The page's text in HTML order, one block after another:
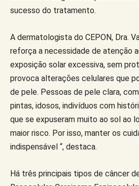
sucesso do tratamento.
A dermatologista do CEPON, Dra.
reforça a necessidade de atenção
exposição solar excessiva, sem
provoca alterações celulares que
de pele. Pessoas de pele clara,
pintas, idosos, indivíduos com
que se expuseram muito ao sol ao
maior risco. Por isso, manter os
indispensável “, destaca.
Há três principais tipos de câncer